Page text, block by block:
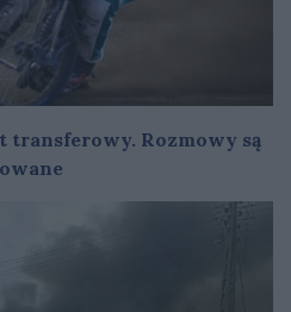
transferowy. Rozmowy są